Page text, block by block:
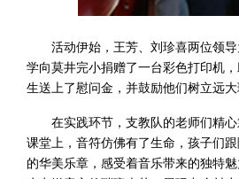
活动伊始，王芳、刘珍喜两位领
学向莫井完小捐赠了一台彩色打印机
生送上了慰问金，并鼓励他们树立远
在实践环节，支教队的老师们精
课堂上，音符仿佛有了生命，孩子们
的华美乐章，感受着音乐带来的独特